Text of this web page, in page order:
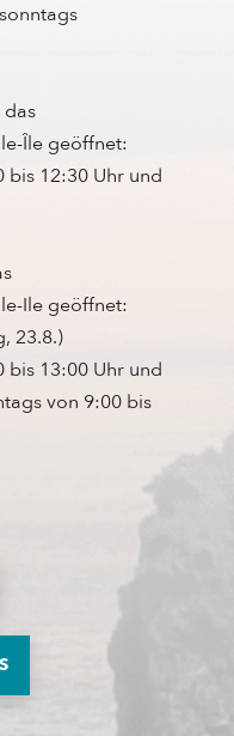
das
Île geöffnet:
bis 12:30 Uhr und
Ile geöffnet:
23.8.)
bis 13:00 Uhr und
von 9:00 bis